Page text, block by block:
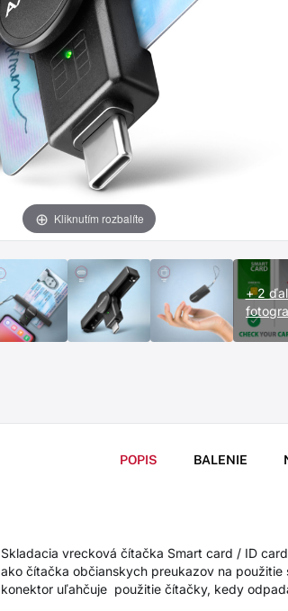
Kliknutím rozbalíte
+ 2
POPIS BALENIE
Skladacia vrecková čítačka Smart card / ID
ako čítačka občianskych preukazov na použitie
konektor uľahčuje použitie čítačky, kedy